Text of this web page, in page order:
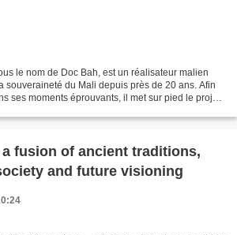
le nom de Doc Bah, est un réalisateur malien
souveraineté du Mali depuis près de 20 ans. Afin
ses moments éprouvants, il met sur pied le projet
fusion of ancient traditions,
and future visioning